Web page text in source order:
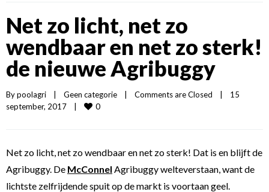
Net zo licht, net zo
wendbaar en net zo sterk!
de nieuwe Agribuggy
By poolagri Geen categorie Comments are Closed
15
september, 2017
0
Net zo licht, net zo wendbaar en net zo sterk! Dat is en blijft de
Agribuggy. De McConnel Agribuggy welteverstaan, want de
lichtste zelfrijdende spuit op de markt is voortaan geel.